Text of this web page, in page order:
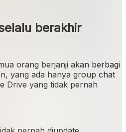
berakhir
orang berjanji akan berbagi
yang ada hanya group chat
Drive yang tidak pernah